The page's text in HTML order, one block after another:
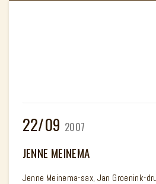
22/09 2007
JENNE MEINEMA
Jenne Meinema-sax, Jan Groenink-